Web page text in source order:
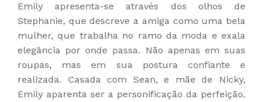
Emily apresenta-se através dos olhos de
Stephanie, que descreve a amiga como uma bela
mulher, que trabalha no ramo da moda e exala
elegância por onde passa. Não apenas em suas
roupas, mas em sua postura confiante e
realizada. Casada com Sean, e mãe de Nicky,
Emily aparenta ser a personificação da perfeição.